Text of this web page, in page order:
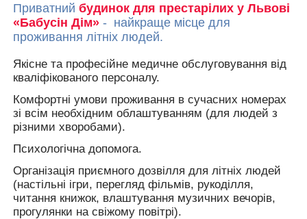
Приватнийбудинок для престарілих у Львові
«Бабусін Дім» - найкраще місце для
проживання літніх людей.
Якісне та професійне медичне обслуговування від
кваліфікованого персоналу.
Комфортні умови проживання в сучасних номерах
зі всім необхідним облаштуванням (для людей з
різними хворобами).
Психологічна допомога.
Організація приємного дозвілля для літніх людей
(настільні ігри, перегляд фільмів, рукоділля,
читання книжок, влаштування музичних вечорів,
прогулянки на свіжому повітрі).